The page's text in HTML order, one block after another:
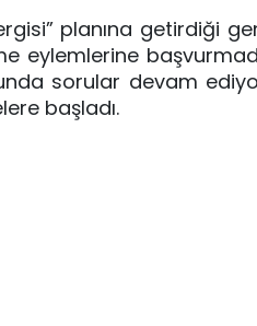
planına getirdiği
eylemlerine
sorular devam
başladı.